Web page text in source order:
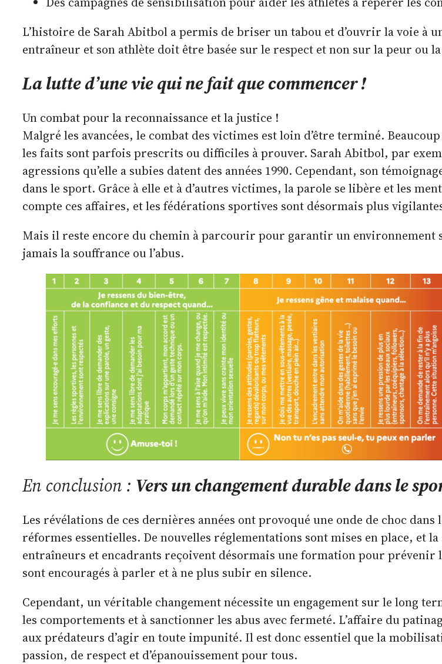
L’histoire de Sarah Abitbol a permis de briser un tabou et d’ouvrir la voie à
entraîneur et son athlète doit être basée sur le respect et non sur la peur ou
La lutte d’une vie qui ne fait que commencer !
Un combat pour la reconnaissance et la justice !
Malgré les avancées, le combat des victimes est loin d’être terminé.
les faits sont parfois prescrits ou difficiles à prouver. Sarah Abitbol, par
agressions qu’elle a subies datent des années 1990. Cependant, son
dans le sport. Grâce à elle et à d’autres victimes, la parole se libère et les
compte ces affaires, et les fédérations sportives sont désormais plus
Mais il reste encore du chemin à parcourir pour garantir un environnement
jamais la souffrance ou l’abus.
En conclusion : Vers un changement durable dans le
Les révélations de ces dernières années ont provoqué une onde de choc
réformes essentielles. De nouvelles réglementations sont mises en place,
entraîneurs et encadrants reçoivent désormais une formation pour prévenir
sont encouragés à parler et à ne plus subir en silence.
Cependant, un véritable changement nécessite un engagement sur le long
les comportements et à sanctionner les abus avec fermeté. L’affaire du
aux prédateurs d’agir en toute impunité. Il est donc essentiel que la
passion, de respect et d’épanouissement pour tous.